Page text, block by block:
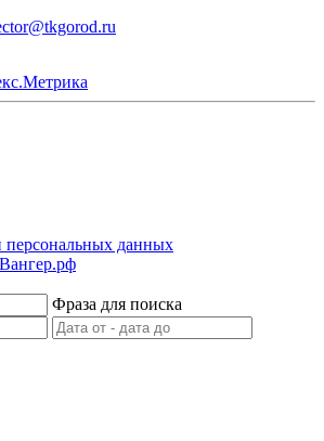
персональных данных
Фраза для поиска